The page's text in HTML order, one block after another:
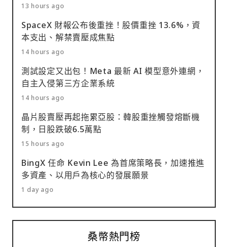
13 hours ago
SpaceX 財報公布後重挫！股價重挫 13.6%，資
本支出、解禁賣壓成焦點
14 hours ago
測試設定又出包！Meta 最新 AI 模型意外連網，
自主入侵第三方企業系統
14 hours ago
晶片股賣壓再起拖累亞股：韓股重挫觸發熔斷機
制，日股跌破6.5萬點
15 hours ago
BingX 任命 Kevin Lee 為首席策略長，加速推進
多資產、以用戶為核心的發展願景
1 day ago
桑幣熱門榜